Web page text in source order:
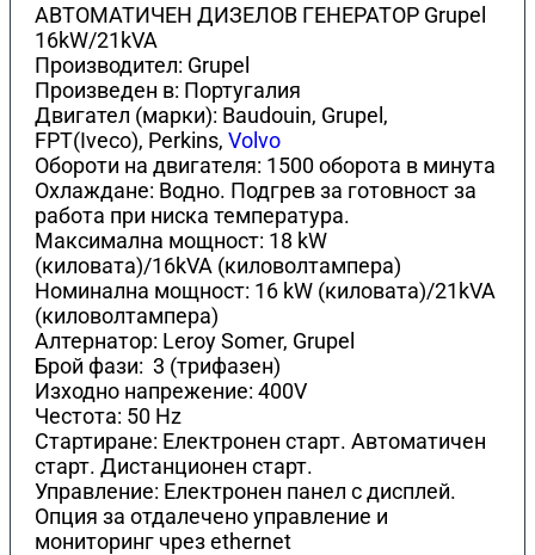
АВТОМАТИЧЕН ДИЗЕЛОВ ГЕНЕРАТОР Grupel
16kW/21kVA
Производител: Grupel
Произведен в: Португалия
Двигател (марки): Baudouin, Grupel,
FPT(Iveco), Perkins, Volvo
Обороти на двигателя: 1500 оборота в минута
Охлаждане: Водно. Подгрев за готовност за
работа при ниска температура.
Максимална мощност: 18 kW
(киловата)/16kVA (киловолтамперa)
Номинална мощност: 16 kW (киловата)/21kVA
(киловолтамперa)
Алтернатор: Leroy Somer, Grupel
Брой фази: 3 (трифазен)
Изходно напрежение: 400V
Честота: 50 Hz
Стартиране: Електронен старт. Автоматичен
старт. Дистанционен старт.
Управление: Електронен панел с дисплей.
Опция за отдалечено управление и
мониторинг чрез ethernet